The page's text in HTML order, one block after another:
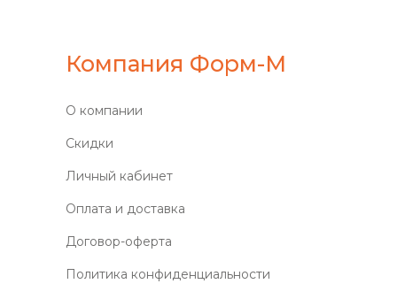
Компания Форм-М
О компании
Скидки
Личный кабинет
Оплата и доставка
Договор-оферта
Политика конфиденциальности